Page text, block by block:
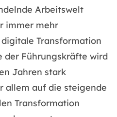
Arbeitswelt
immer mehr
Transformation
der Führungskräfte wird
Jahren stark
allem auf die steigende
Transformation